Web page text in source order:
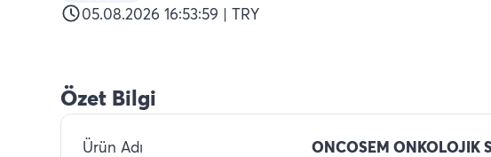
05.08.2026 16:53:59 | TRY
Özet Bilgi
Ürün Adı ONCOSEM ONKOLOJIK